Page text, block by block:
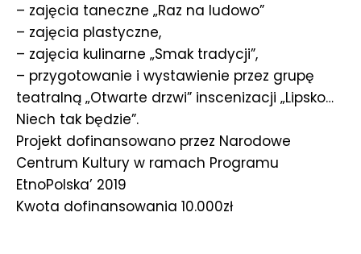
– zajęcia taneczne „Raz na ludowo”
– zajęcia plastyczne,
– zajęcia kulinarne „Smak tradycji”,
– przygotowanie i wystawienie przez grupę
teatralną „Otwarte drzwi” inscenizacji „Lipsko…
Niech tak będzie”.
Projekt dofinansowano przez Narodowe
Centrum Kultury w ramach Programu
EtnoPolska’ 2019
Kwota dofinansowania 10.000zł